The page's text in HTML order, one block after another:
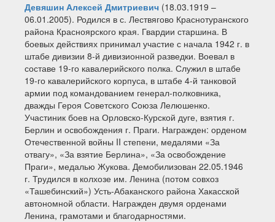
Девяшин Алексей Дмитриевич (18.03.1919 –
06.01.2005). Родился в с. Лествягово Краснотуранского
района Красноярского края. Гвардии старшина. В
боевых действиях принимал участие с начала 1942 г. в
штабе дивизии 8-й дивизионной разведки. Воевал в
составе 19-го кавалерийского полка. Служил в штабе
19-го кавалерийского корпуса, в штабе 4-й танковой
армии под командованием генерал-полковника,
дважды Героя Советского Союза Лелюшенко.
Участиник боев на Орловско-Курской дуге, взятия г.
Берлин и освобождения г. Праги. Награжден: орденом
Отечественной войны II степени, медалями «За
отвагу», «За взятие Берлина», «За освобождение
Праги», медалью Жукова. Демобилизован 22.05.1946
г. Трудился в колхозе им. Ленина (потом совхоз
«Ташебинский») Усть-Абаканского района Хакасской
автономной области. Награжден двумя орденами
Ленина, грамотами и благодарностями.